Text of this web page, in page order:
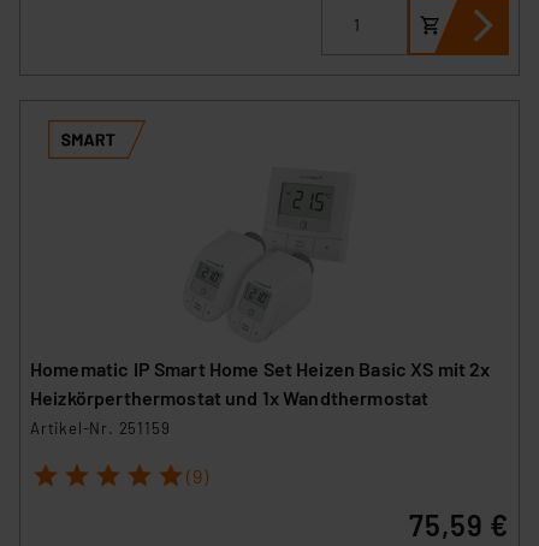
Homematic IP Smart Home Set Heizen Basic XS mit 2x
Heizkörperthermostat und 1x Wandthermostat
Artikel-Nr. 251159
1 2 3 4 5 (9)
75,59 €